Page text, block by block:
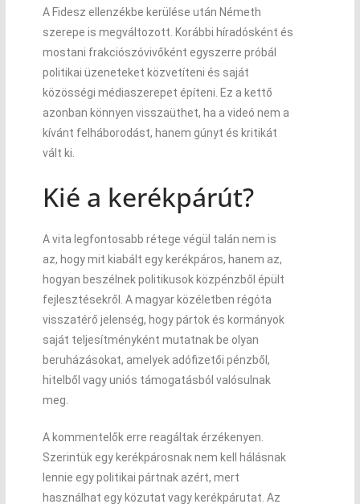
A Fidesz ellenzékbe kerülése után Németh
szerepe is megváltozott. Korábbi híradósként és
mostani frakciószóvivőként egyszerre próbál
politikai üzeneteket közvetíteni és saját
közösségi médiaszerepet építeni. Ez a kettő
azonban könnyen visszaüthet, ha a videó nem a
kívánt felháborodást, hanem gúnyt és kritikát
vált ki.
Kié a kerékpárút?
A vita legfontosabb rétege végül talán nem is
az, hogy mit kiabált egy kerékpáros, hanem az,
hogyan beszélnek politikusok közpénzből épült
fejlesztésekről. A magyar közéletben régóta
visszatérő jelenség, hogy pártok és kormányok
saját teljesítményként mutatnak be olyan
beruházásokat, amelyek adófizetői pénzből,
hitelből vagy uniós támogatásból valósulnak
meg.
A kommentelők erre reagáltak érzékenyen.
Szerintük egy kerékpárosnak nem kell hálásnak
lennie egy politikai pártnak azért, mert
használhat egy közutat vagy kerékpárutat. Az